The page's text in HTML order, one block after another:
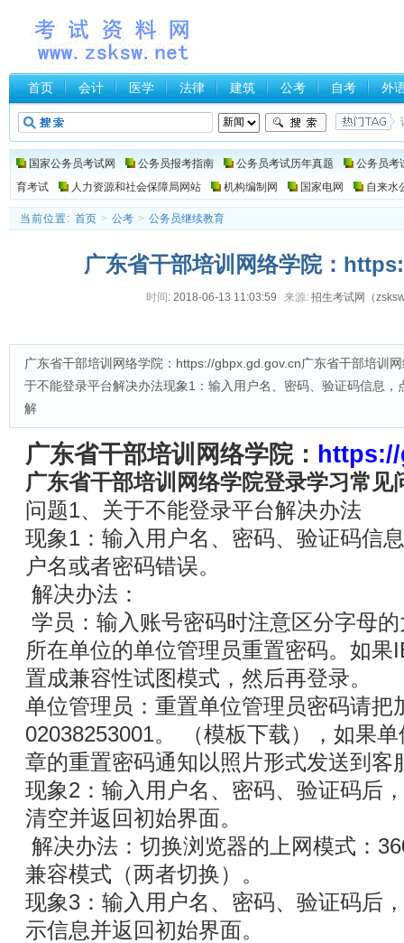
首页 会计 医学 法律 建筑 公考 自考 外
国家公务员考试网 公务员报考指南 公务员考试历年真题
公务员考
育考试
人力资源和社会保障局网站 机构编制网 国家电网 自来水
当前位置: 首页 > 公考 > 公务员继续教育
广东省干部培训网络学院：
时间: 2018-06-13 11:03:59 来源: 招生考试网（
广东省干部培训网络学院：https://gbpx.gd.gov.cn广东省干部培训
于不能登录平台解决办法现象1：输入用户名、密码、验证码信息
解
广东省干部培训网络学院：
广东省干部培训网络学院登录学习常见
问题1、关于不能登录平台解决办法
现象1：输入用户名、密码、验证码信
户名或者密码错误。
解决办法：
学员：输入账号密码时注意区分字母
所在单位的单位管理员重置密码。如果
置成兼容性试图模式，然后再登录。
单位管理员：重置单位管理员密码请把
02038253001。 （模板下载），如果
章的重置密码通知以照片形式发送到客
现象2：输入用户名、密码、验证码后
清空并返回初始界面。
解决办法：切换浏览器的上网模式：
兼容模式（两者切换）。
现象3：输入用户名、密码、验证码后
示信息并返回初始界面。